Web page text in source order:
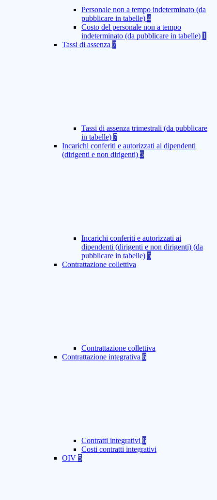
Personale non a tempo indeterminato (da
pubblicare in tabelle) 4
Costo del personale non a tempo
indeterminato (da pubblicare in tabelle) 1
Tassi di assenza 7
Tassi di assenza trimestrali (da pubblicare
in tabelle) 7
Incarichi conferiti e autorizzati ai dipendenti
(dirigenti e non dirigenti) 5
Incarichi conferiti e autorizzati ai
dipendenti (dirigenti e non dirigenti) (da
pubblicare in tabelle) 5
Contrattazione collettiva
Contrattazione collettiva
Contrattazione integrativa 6
Contratti integrativi 6
Costi contratti integrativi
OIV 5